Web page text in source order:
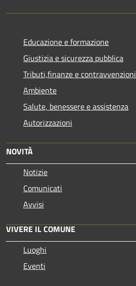
Educazione e formazione
Giustizia e sicurezza pubblica
Tributi,finanze e contravvenzioni
Ambiente
Salute, benessere e assistenza
Autorizzazioni
NOVITÀ
Notizie
Comunicati
Avvisi
VIVERE IL COMUNE
Luoghi
Eventi